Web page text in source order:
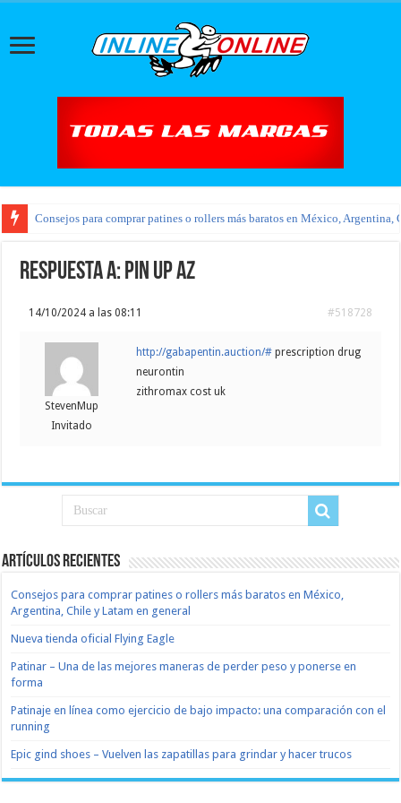
Consejos para comprar patines o rollers más baratos en México, Argentina,
Respuesta a: pin up az
14/10/2024 a las 08:11 #518728
StevenMup
Invitado
http://gabapentin.auction/# prescription drug
neurontin
zithromax cost uk
Artículos recientes
Consejos para comprar patines o rollers más baratos en México,
Argentina, Chile y Latam en general
Nueva tienda oficial Flying Eagle
Patinar – Una de las mejores maneras de perder peso y ponerse en
forma
Patinaje en línea como ejercicio de bajo impacto: una comparación con el
running
Epic gind shoes – Vuelven las zapatillas para grindar y hacer trucos